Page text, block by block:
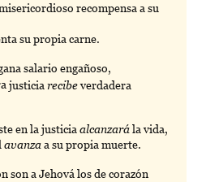
recompensa a su
su propia carne.
salario engañoso,
justiciarecibeverdadera
en la justiciaalcanzarála vida,
avanzaa su propia muerte.
son a Jehová los de corazón